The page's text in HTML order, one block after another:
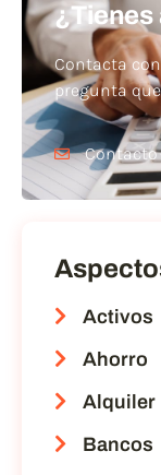
¿Tienes
Contacta
pregunta
Contacto
Activos
Ahorro
Alquiler
Bancos